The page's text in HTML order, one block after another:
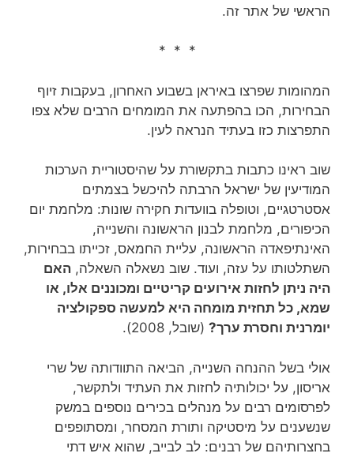
הראשי של אתר זה.
* * *
המהומות שפרצו באיראן בשבוע האחרון, בעקבות זיוף
הבחירות, הכו בהפתעה את המומחים הרבים שלא צפו
התפרצות כזו בעתיד הנראה לעין.
שוב ראינו כתבות בתקשורת על שהיסטוריית הערכות
המודיעין של ישראל הרבתה להיכשל בצמתים
אסטרטגיים, וטופלה בוועדות חקירה שונות: מלחמת יום
הכיפורים, מלחמת לבנון הראשונה והשנייה,
האינתיפאדה הראשונה, עליית החמאס, זכייתו בבחירות,
השתלטותו על עזה, ועוד. שוב נשאלה השאלה, האם
היה ניתן לחזות אירועים קריטיים ומכוננים אלו, או
שמא, כל תחזית מומחה היא למעשה ספקולציה
יומרנית וחסרת ערך? (שובל, 2008).
אולי בשל ההנחה השנייה, הביאה התוודותה של שרי
אריסון, על יכולותיה לחזות את העתיד ולתקשר,
לפרסומים רבים על מנהלים בכירים נוספים במשק
שנשענים על מיסטיקה ותורת המסחר, ומסתופפים
בחצרותיהם של רבנים: לב לבייב, שהוא איש דתי